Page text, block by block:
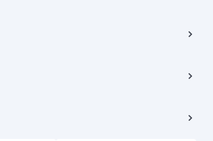
종로구 율곡로 6(중학동, 트윈트리빌딩) B동 5층
종로구 수송동 율곡로 24, 7층, 8층 미소
한 의무와 책임은 거래당사자에게 있습니다.
Inc. All Rights Reserved.